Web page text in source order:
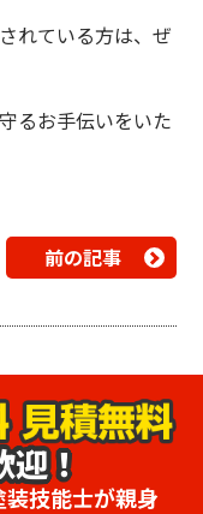
れている方は、ぜ
るお手伝いをいた
前の記事
！
技能士が親身